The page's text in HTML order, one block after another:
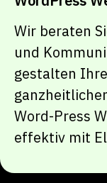
Wir beraten
und
gestalten
Word-Press
effektiv mit